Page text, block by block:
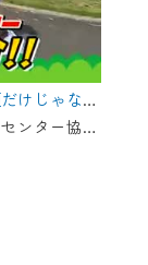
おうちで猿ジョイどうぶつえん～霊長類だけじゃない！？ 夏休みは日本モンキーセンターへ！～（2024年8月16日初回放送）
世界屈指のサル類動物園・日本モンキーセンター協力の親子で学べる動物番組。